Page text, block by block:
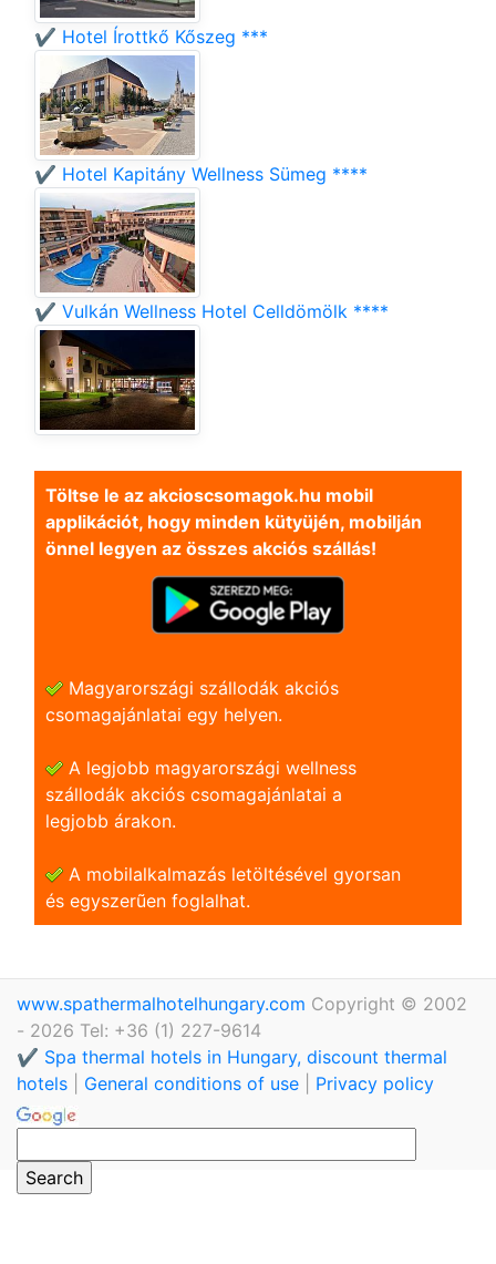
✔️ Hotel Írottkő Kőszeg ***
✔️ Hotel Kapitány Wellness Sümeg ****
✔️ Vulkán Wellness Hotel Celldömölk ****
Töltse le az akcioscsomagok.hu mobil
applikációt, hogy minden kütyüjén, mobilján
önnel legyen az összes akciós szállás!
Magyarországi szállodák akciós
csomagajánlatai egy helyen.
A legjobb magyarországi wellness
szállodák akciós csomagajánlatai a
legjobb árakon.
A mobilalkalmazás letöltésével gyorsan
és egyszerũen foglalhat.
www.spathermalhotelhungary.com Copyright © 2002
- 2026 Tel: +36 (1) 227-9614
✔️ Spa thermal hotels in Hungary, discount thermal
hotels
General conditions of use Privacy policy